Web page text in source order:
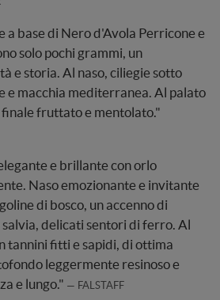
base di Nero d'Avola Perricone e
solo pochi grammi, un
e storia. Al naso, ciliegie sotto
e macchia mediterranea. Al palato
finale fruttato e mentolato."
e brillante con orlo
Naso emozionante e invitante
di bosco, un accenno di
salvia, delicati sentori di ferro. Al
tannini fitti e sapidi, di ottima
leggermente resinoso e
e lungo."
FALSTAFF